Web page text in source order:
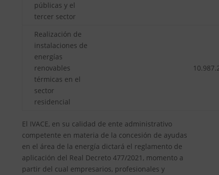
públicas y el
tercer sector
Realización de
instalaciones de
energías
renovables
térmicas en el
sector
residencial
El IVACE, en su calidad de ente administrativo
competente en materia de la concesión de ayudas
en el área de la energía dictará el reglamento de
aplicación del Real Decreto 477/2021, momento a
partir del cual empresarios, profesionales y